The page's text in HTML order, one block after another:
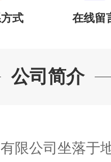
式 在线留
公司简介
限公司坐落于